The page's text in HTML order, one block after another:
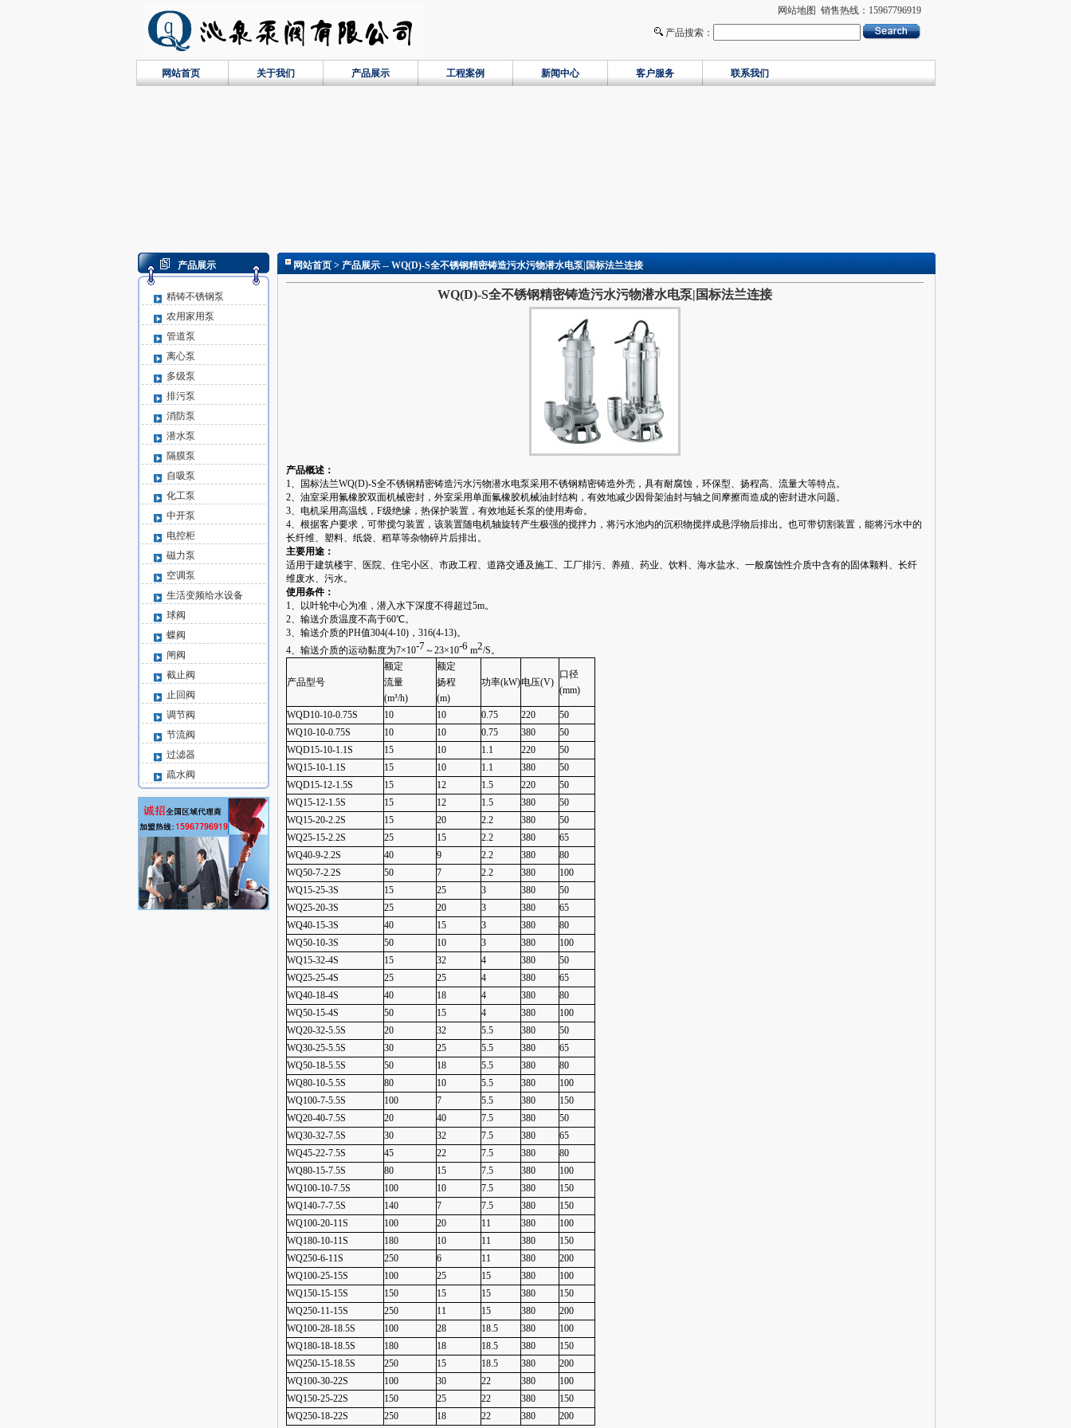
网站地图 销售热线：15967796919
产品搜索：
网站首页 关于我们 产品展示 工程案例 新闻中心 客户服务 联系我们
产品展示
精铸不锈钢泵
农用家用泵
管道泵
离心泵
多级泵
排污泵
消防泵
潜水泵
隔膜泵
自吸泵
化工泵
中开泵
电控柜
磁力泵
空调泵
生活变频给水设备
球阀
蝶阀
闸阀
截止阀
止回阀
调节阀
节流阀
过滤器
疏水阀
网站首页> 产品展示 -- WQ(D)-S全不锈钢精密铸造污水污物潜水电泵|国标法兰连接
WQ(D)-S全不锈钢精密铸造污水污物潜水电泵|国标法兰连接
产品概述：
1、国标法兰WQ(D)-S全不锈钢精密铸造污水污物潜水电泵采用不锈钢精密铸造外壳，具有耐腐蚀，环保型、扬程高、流量大等特点。
2、油室采用氟橡胶双面机械密封，外室采用单面氟橡胶机械油封结构，有效地减少因骨架油封与轴之间摩擦而造成的密封进水问题。
3、电机采用高温线，F级绝缘，热保护装置，有效地延长泵的使用寿命。
4、根据客户要求，可带搅匀装置，该装置随电机轴旋转产生极强的搅拌力，将污水池内的沉积物搅拌成悬浮物后排出。也可带切割装置，能将污水中的
长纤维、塑料、纸袋、稻草等杂物碎片后排出。
主要用途：
适用于建筑楼宇、医院、住宅小区、市政工程、道路交通及施工、工厂排污、养殖、药业、饮料、海水盐水、一般腐蚀性介质中含有的固体颗料、长纤
维废水、污水。
使用条件：
1、以叶轮中心为准，潜入水下深度不得超过5m。
2、输送介质温度不高于60℃。
3、输送介质的PH值304(4-10)，316(4-13)。
4、输送介质的运动黏度为7×10-7 ～23×10-6 m2/S。
产品型号
额定
流量
(m³/h)
额定
扬程
(m)
功率(kW)电压(V)
口径
(mm)
WQD10-10-0.75S 10 10 0.75 220
50
WQ10-10-0.75S
10 10 0.75 380
50
WQD15-10-1.1S
15 10 1.1 220
50
WQ15-10-1.1S
15 10 1.1 380
50
WQD15-12-1.5S
15 12 1.5 220
50
WQ15-12-1.5S
15 12 1.5 380
50
WQ15-20-2.2S
15 20 2.2 380
50
WQ25-15-2.2S
25 15 2.2 380
65
WQ40-9-2.2S
40 9 2.2 380
80
WQ50-7-2.2S
50 7 2.2 380
100
WQ15-25-3S
15 25 3 380
50
WQ25-20-3S
25 20 3 380
65
WQ40-15-3S
40 15 3 380
80
WQ50-10-3S
50 10 3 380
100
WQ15-32-4S
15 32 4 380
50
WQ25-25-4S
25 25 4 380
65
WQ40-18-4S
40 18 4 380
80
WQ50-15-4S
50 15 4 380
100
WQ20-32-5.5S
20 32 5.5 380
50
WQ30-25-5.5S
30 25 5.5 380
65
WQ50-18-5.5S
50 18 5.5 380
80
WQ80-10-5.5S
80 10 5.5 380
100
WQ100-7-5.5S
100 7 5.5 380
150
WQ20-40-7.5S
20 40 7.5 380
50
WQ30-32-7.5S
30 32 7.5 380
65
WQ45-22-7.5S
45 22 7.5 380
80
WQ80-15-7.5S
80 15 7.5 380
100
WQ100-10-7.5S
100 10 7.5 380
150
WQ140-7-7.5S
140 7 7.5 380
150
WQ100-20-11S
100 20 11 380
100
WQ180-10-11S
180 10 11 380
150
WQ250-6-11S
250 6 11 380
200
WQ100-25-15S
100 25 15 380
100
WQ150-15-15S
150 15 15 380
150
WQ250-11-15S
250 11 15 380
200
WQ100-28-18.5S
100 28 18.5 380
100
WQ180-18-18.5S
180 18 18.5 380
150
WQ250-15-18.5S
250 15 18.5 380
200
WQ100-30-22S
100 30 22 380
100
WQ150-25-22S
150 25 22 380
150
WQ250-18-22S
250 18 22 380 200